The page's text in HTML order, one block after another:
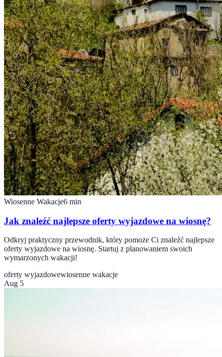
Wiosenne Wakacje6 min
Jak znaleźć najlepsze oferty wyjazdowe na wiosnę?
Odkryj praktyczny przewodnik, który pomoże Ci znaleźć najlepsze
oferty wyjazdowe na wiosnę. Startuj z planowaniem swoich
wymarzonych wakacji!
oferty wyjazdowewiosenne wakacje
Aug 5